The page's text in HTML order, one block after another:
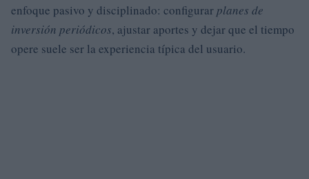
enfoque pasivo y disciplinado: configurarplanes de
inversión periódicos, ajustar aportes y dejar que el tiempo
opere suele ser la experiencia típica del usuario.